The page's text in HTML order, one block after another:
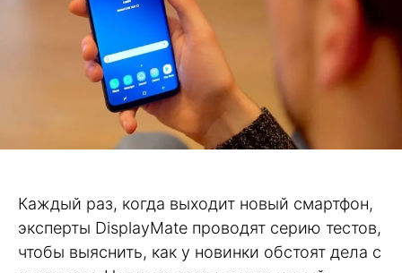
Каждый раз, когда выходит новый смартфон,
эксперты DisplayMate проводят серию тестов,
чтобы выяснить, как у новинки обстоят дела с